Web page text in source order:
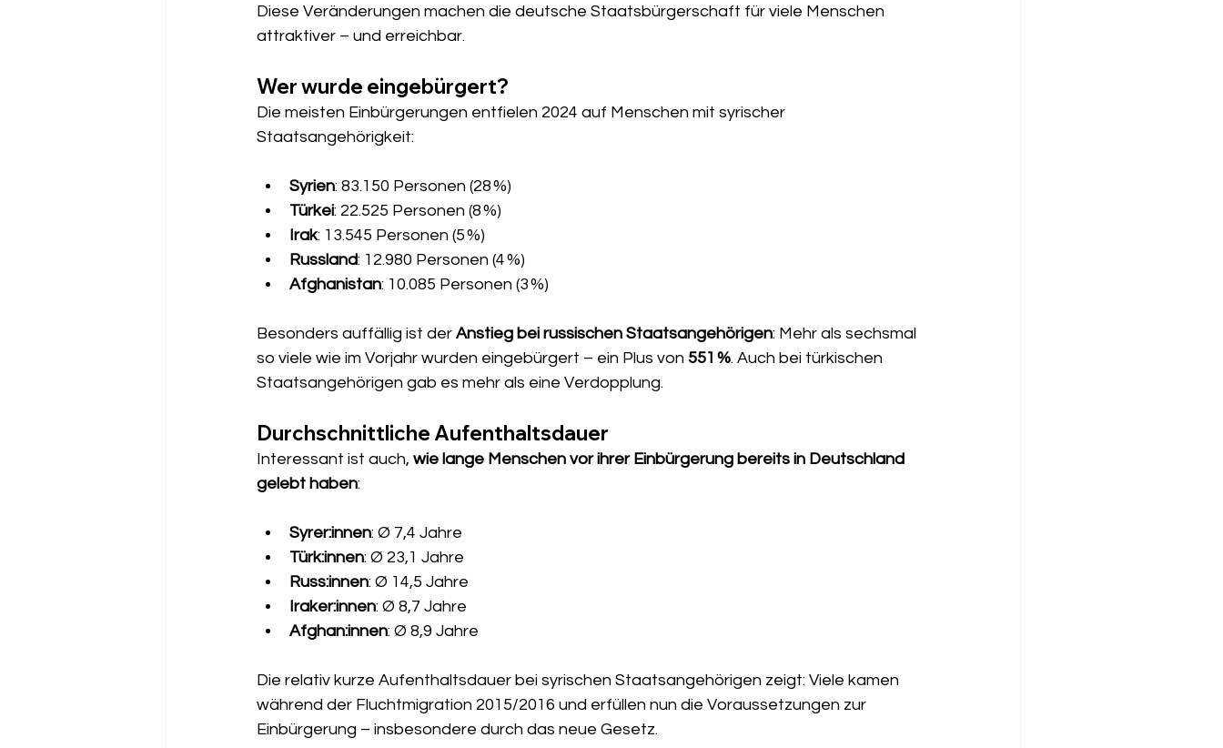
Diese Veränderungen machen die deutsche Staatsbürgerschaft für viele Menschen
attraktiver – und erreichbar.
Wer wurde eingebürgert?
Die meisten Einbürgerungen entfielen 2024 auf Menschen mit syrischer
Staatsangehörigkeit:
Syrien: 83.150 Personen (28 %)
Türkei: 22.525 Personen (8 %)
Irak: 13.545 Personen (5 %)
Russland: 12.980 Personen (4 %)
Afghanistan: 10.085 Personen (3 %)
Besonders auffällig ist der Anstieg bei russischen Staatsangehörigen: Mehr als sechsmal
so viele wie im Vorjahr wurden eingebürgert – ein Plus von 551 %. Auch bei türkischen
Staatsangehörigen gab es mehr als eine Verdopplung.
Durchschnittliche Aufenthaltsdauer
Interessant ist auch, wie lange Menschen vor ihrer Einbürgerung bereits in Deutschland
gelebt haben:
Syrer:innen: Ø 7,4 Jahre
Türk:innen: Ø 23,1 Jahre
Russ:innen: Ø 14,5 Jahre
Iraker:innen: Ø 8,7 Jahre
Afghan:innen: Ø 8,9 Jahre
Die relativ kurze Aufenthaltsdauer bei syrischen Staatsangehörigen zeigt: Viele kamen
während der Fluchtmigration 2015/2016 und erfüllen nun die Voraussetzungen zur
Einbürgerung – insbesondere durch das neue Gesetz.